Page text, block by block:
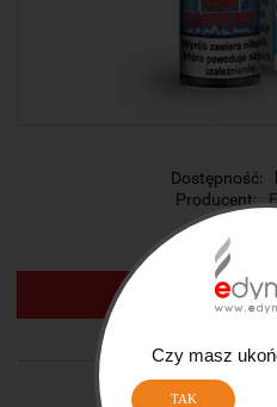
Dostępność:
Producent:
Cena:
POWIADOM O
Ocena:
Czy masz
TAK